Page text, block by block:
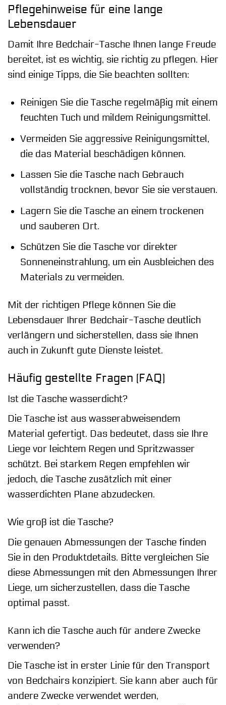
Pflegehinweise für eine lange
Lebensdauer
Damit Ihre Bedchair-Tasche Ihnen lange Freude
bereitet, ist es wichtig, sie richtig zu pflegen. Hier
sind einige Tipps, die Sie beachten sollten:
Reinigen Sie die Tasche regelmäßig mit einem
feuchten Tuch und mildem Reinigungsmittel.
Vermeiden Sie aggressive Reinigungsmittel,
die das Material beschädigen können.
Lassen Sie die Tasche nach Gebrauch
vollständig trocknen, bevor Sie sie verstauen.
Lagern Sie die Tasche an einem trockenen
und sauberen Ort.
Schützen Sie die Tasche vor direkter
Sonneneinstrahlung, um ein Ausbleichen des
Materials zu vermeiden.
Mit der richtigen Pflege können Sie die
Lebensdauer Ihrer Bedchair-Tasche deutlich
verlängern und sicherstellen, dass sie Ihnen
auch in Zukunft gute Dienste leistet.
Häufig gestellte Fragen (FAQ)
Ist die Tasche wasserdicht?
Die Tasche ist aus wasserabweisendem
Material gefertigt. Das bedeutet, dass sie Ihre
Liege vor leichtem Regen und Spritzwasser
schützt. Bei starkem Regen empfehlen wir
jedoch, die Tasche zusätzlich mit einer
wasserdichten Plane abzudecken.
Wie groß ist die Tasche?
Die genauen Abmessungen der Tasche finden
Sie in den Produktdetails. Bitte vergleichen Sie
diese Abmessungen mit den Abmessungen Ihrer
Liege, um sicherzustellen, dass die Tasche
optimal passt.
Kann ich die Tasche auch für andere Zwecke
verwenden?
Die Tasche ist in erster Linie für den Transport
von Bedchairs konzipiert. Sie kann aber auch für
andere Zwecke verwendet werden,